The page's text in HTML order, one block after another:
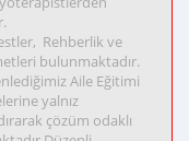
Rehberlik ve
bulunmaktadır.
Aile Eğitimi
yalnız
çözüm odaklı